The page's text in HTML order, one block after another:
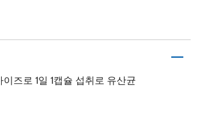
즈로 1일 1캡슐 섭취로 유산균